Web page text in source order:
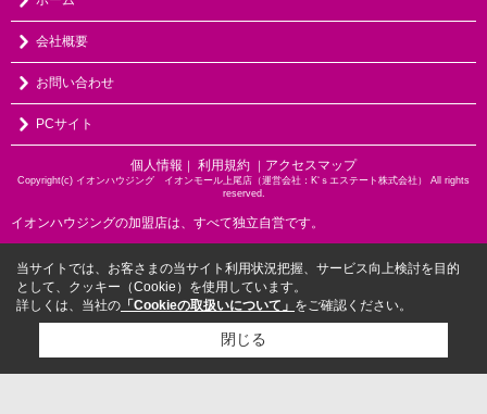
会社概要
お問い合わせ
PCサイト
個人情報 ｜ 利用規約 ｜ アクセスマップ
Copyright(c) イオンハウジング イオンモール上尾店（運営会社：K‘ｓエステート株式会社） All rights
reserved.
イオンハウジングの加盟店は、すべて独立自営です。
当サイトでは、お客さまの当サイト利用状況把握、サービス向上検討を目的
として、クッキー（Cookie）を使用しています。
詳しくは、当社の 「Cookieの取扱いについて」 をご確認ください。
閉じる